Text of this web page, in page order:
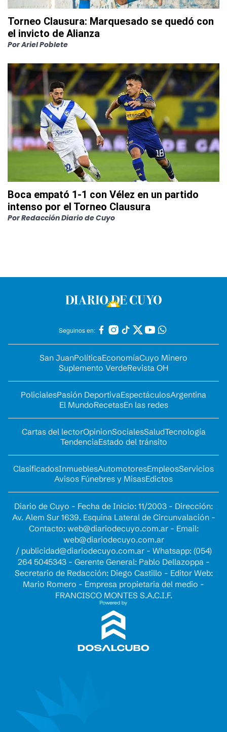
Torneo Clausura: Marquesado se quedó con
el invicto de Alianza
PorAriel Poblete
Boca empató 1-1 con Vélez en un partido
intenso por el Torneo Clausura
PorRedacción Diario de Cuyo
Seguinos en:
San JuanPolíticaEconomíaCuyo Minero
Suplemento VerdeRevista OH
PolicialesPasión DeportivaEspectáculosArgentina
El MundoRecetasEn las redes
Cartas del lectorOpinionSocialesSaludTecnología
TendenciaEstado del tránsito
ClasificadosInmueblesAutomotoresEmpleosServicios
Avisos Fúnebres y MisasEdictos
Diario de Cuyo - Fecha de Inicio: 11/2003 - Dirección:
Av. Alem Sur 1639. Esquina Lateral de Circunvalación -
Contacto: web@diariodecuyo.com.ar- Email:
web@diariodecuyo.com.ar
/ publicidad@diariodecuyo.com.ar- Whatsapp: (054)
264 5045343 - Gerente General: Pablo Dellazoppa -
Secretario de Redacción: Diego Castillo - Editor Web:
Mario Romero - Empresa propietaria del medio -
FRANCISCO MONTES S.A.C.I.F.